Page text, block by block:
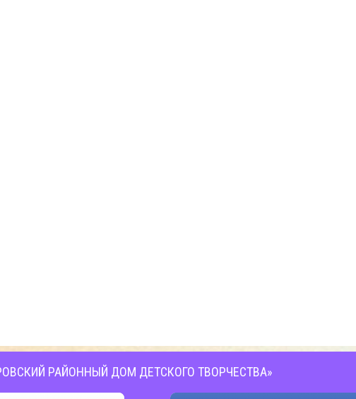
РАЙОННЫЙ ДОМ ДЕТСКОГО ТВОРЧЕСТВА»